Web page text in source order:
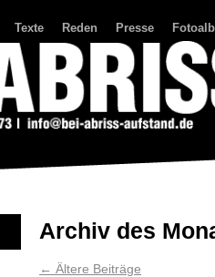
Texte Reden Presse
Archiv des
← Ältere Beiträge